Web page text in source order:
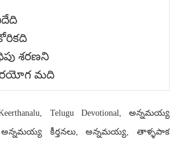
శరణని
మది
Keerthanalu, Telugu Devotional, అన్నమయ్య
అన్నమయ్య కీర్తనలు, అన్నమయ్య, తాళ్ళపాక